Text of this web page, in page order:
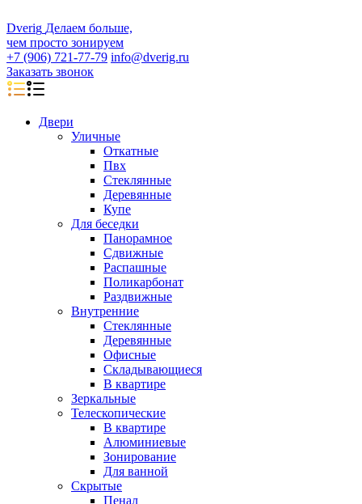
Dverig Делаем больше,
чем просто зонируем
+7 (906) 721-77-79 info@dverig.ru
Заказать звонок
Двери
Уличные
Откатные
Пвх
Стеклянные
Деревянные
Купе
Для беседки
Панорамное
Сдвижные
Распашные
Поликарбонат
Раздвижные
Внутренние
Стеклянные
Деревянные
Офисные
Складывающиеся
В квартире
Зеркальные
Телескопические
В квартире
Алюминиевые
Зонирование
Для ванной
Скрытые
Пенал